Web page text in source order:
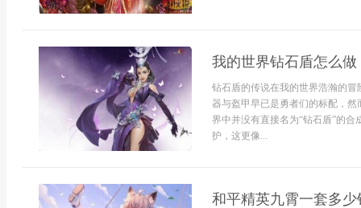
我的世界钻石盾怎么
钻石盾的传说在我的世界浩瀚的
器与盔甲早已是勇者们的标配，
界中并没有直接名为“钻石盾”的
护，这更像...
和平精英九霄一套多